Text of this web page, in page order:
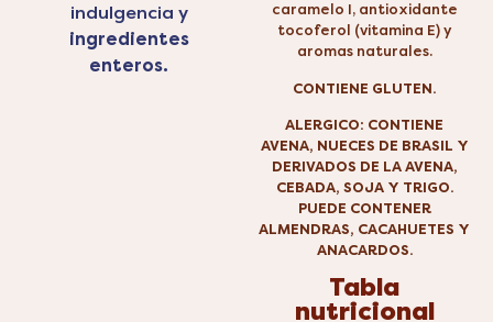
indulgencia y
ingredientes
enteros.
caramelo I, antioxidante
tocoferol (vitamina E) y
aromas naturales.
CONTIENE GLUTEN.
ALERGICO: CONTIENE
AVENA, NUECES DE BRASIL Y
DERIVADOS DE LA AVENA,
CEBADA, SOJA Y TRIGO.
PUEDE CONTENER
ALMENDRAS, CACAHUETES Y
ANACARDOS.
Tabla
nutricional